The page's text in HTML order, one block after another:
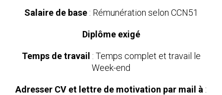
Salaire de base: Rémunération selon CCN51
Diplôme exigé
Temps de travail : Temps complet et travail le
Week-end
Adresser CV et lettre de motivation par mail à :